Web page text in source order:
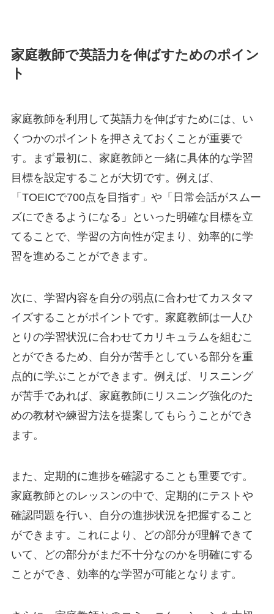
家庭教師で英語力を伸ばすためのポイン
ト
家庭教師を利用して英語力を伸ばすためには、い
くつかのポイントを押さえておくことが重要で
す。まず最初に、家庭教師と一緒に具体的な学習
目標を設定することが大切です。例えば、
「TOEICで700点を目指す」や「日常会話がスムー
ズにできるようになる」といった明確な目標を立
てることで、学習の方向性が定まり、効率的に学
習を進めることができます。
次に、学習内容を自分の弱点に合わせてカスタマ
イズすることがポイントです。家庭教師は一人ひ
とりの学習状況に合わせてカリキュラムを組むこ
とができるため、自分が苦手としている部分を重
点的に学ぶことができます。例えば、リスニング
が苦手であれば、家庭教師にリスニング強化のた
めの教材や練習方法を提案してもらうことができ
ます。
また、定期的に進捗を確認することも重要です。
家庭教師とのレッスンの中で、定期的にテストや
確認問題を行い、自分の進捗状況を把握すること
ができます。これにより、どの部分が理解できて
いて、どの部分がまだ不十分なのかを明確にする
ことができ、効率的な学習が可能となります。